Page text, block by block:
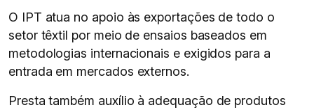
O IPT atua no apoio às exportações de todo o
setor têxtil por meio de ensaios baseados em
metodologias internacionais e exigidos para a
entrada em mercados externos.
Presta também auxílio à adequação de produtos